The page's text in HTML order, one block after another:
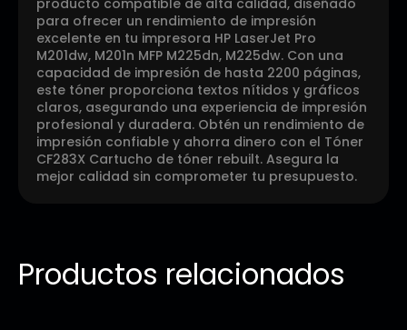
producto compatible de alta calidad, diseñado
para ofrecer un rendimiento de impresión
excelente en tu impresora HP LaserJet Pro
M201dw, M201n MFP M225dn, M225dw. Con una
capacidad de impresión de hasta 2200 páginas,
este tóner proporciona textos nítidos y gráficos
claros, asegurando una experiencia de impresión
profesional y duradera. Obtén un rendimiento de
impresión confiable y ahorra dinero con el Tóner
CF283X Cartucho de tóner rebuilt. Asegura la
mejor calidad sin comprometer tu presupuesto.
Productos relacionados